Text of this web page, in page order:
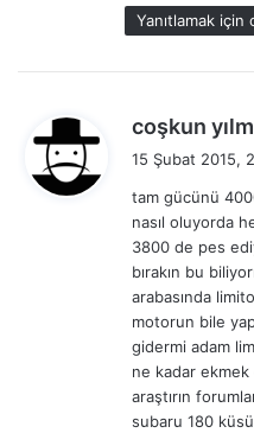
Yanıtlamak için
coşkun
15 Şubat 2015,
tam gücünü
nasıl oluyorda
3800 de pes
bırakın bu
arabasında
motorun bile
gidermi adam
ne kadar
araştırın
subaru 180